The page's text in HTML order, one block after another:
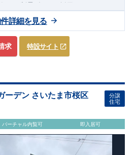
３・制震ダンパー採用）
バシー性にも配慮した敷地計画で
とりあるリビング
​陽当たりよく開放
変型プラン ・2階洋室2部屋にウォー
求 特設サイト
詳細を見る
ーデン さいたま市桜区
分譲
住宅
バーチャル内覧可 即入居可